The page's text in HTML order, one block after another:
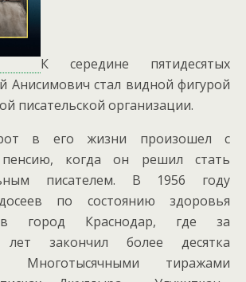
К середине пятидесятых
Анисимович стал видной фигурой
писательской организации.
в его жизни произошел с
когда он решил стать
писателем. В 1956 году
по состоянию здоровья
в город Краснодар, где за
лет закончил более десятка
Многотысячными тиражами